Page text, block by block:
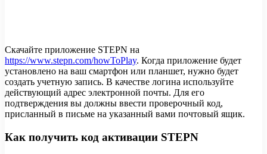
Скачайте приложение STEPN на
https://www.stepn.com/howToPlay. Когда приложение будет
установлено на ваш смартфон или планшет, нужно будет
создать учетную запись. В качестве логина используйте
действующий адрес электронной почты. Для его
подтверждения вы должны ввести проверочный код,
присланный в письме на указанный вами почтовый ящик.
Как получить код активации STEPN